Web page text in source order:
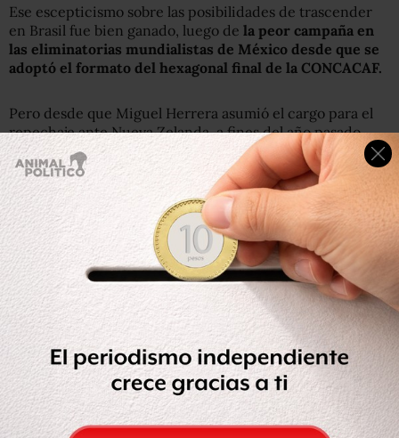
Ese escepticismo sobre las posibilidades de trascender
en Brasil fue bien ganado, luego de la peor campaña en
las eliminatorias mundialistas de México desde que se
adoptó el formato del hexagonal final de la CONCACAF.
Pero desde que Miguel Herrera asumió el cargo para el
repechaje ante Nueva Zelanda, a fines del año pasado,
comenzó a motivar a los jugadores para creer que todo
era posible. No sólo alcanzar, sino superar la ronda de
cuartos de final.
Todos los 23 jugadores convocados por Herrera han
sido campeones en alguna etapa de su carrera
profesional, incluyendo mundiales juveniles o el fútbol
de los Juegos Olímpicos.
“Entre nosotros hablamos de que queremos vencer a no
sólo a Holanda, aspiramos a ganarle a todos los grandes y
no sólo jugar un quinto partido, queremos ganar la Copa
del Mundo”, dijo el zaguero Miguel Layún. “Holanda viene
de jugar la última final y aquí es candidato, si ganamos
este partido, la confianza ser irá por los cielos”.